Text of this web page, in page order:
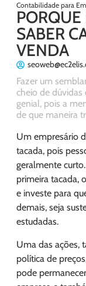
Contabilidade para
PORQUE
SABER
VENDA
Fazer um
cheio de
genial, pois a
de que maneira
Um empresário
tacada, pois
geralmente
primeira tacada,
e investe para
demais, seja
estudadas.
Uma das ações,
política de
pode